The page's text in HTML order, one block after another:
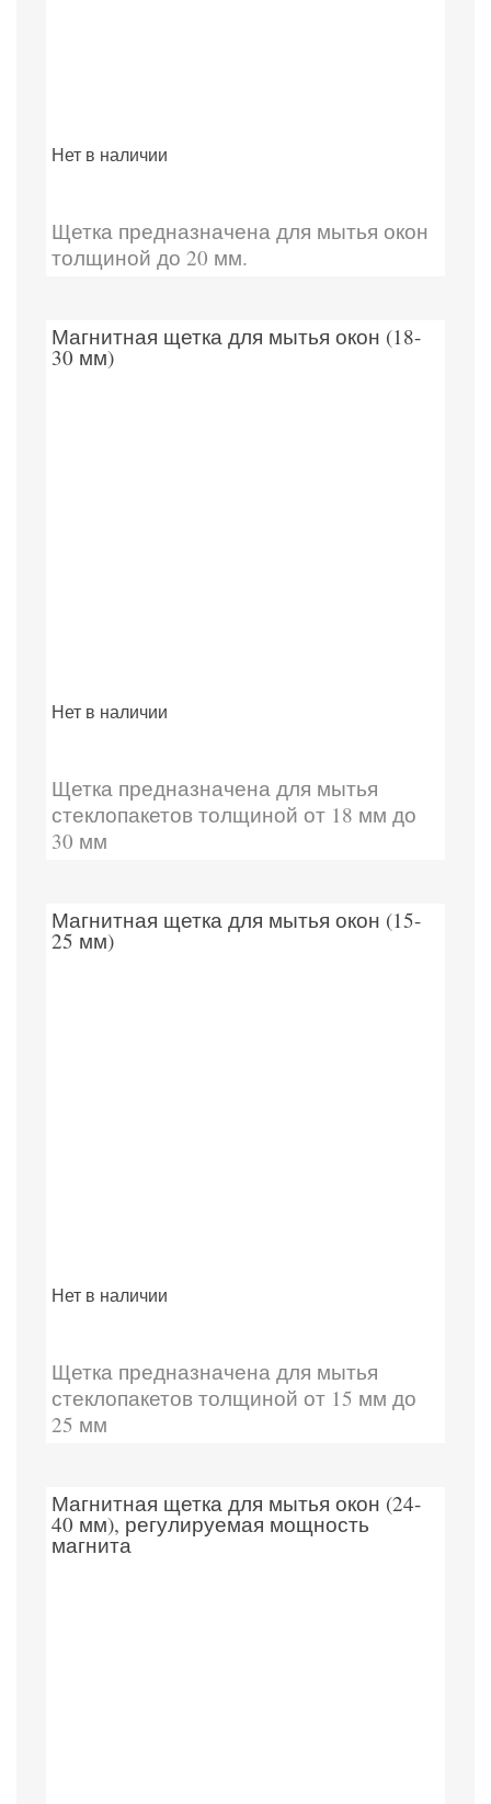
Нет в наличии
Щетка предназначена для мытья окон
толщиной до 20 мм.
Магнитная щетка для мытья окон (18-
30 мм)
Нет в наличии
Щетка предназначена для мытья
стеклопакетов толщиной от 18 мм до
30 мм
Магнитная щетка для мытья окон (15-
25 мм)
Нет в наличии
Щетка предназначена для мытья
стеклопакетов толщиной от 15 мм до
25 мм
Магнитная щетка для мытья окон (24-
40 мм), регулируемая мощность
магнита